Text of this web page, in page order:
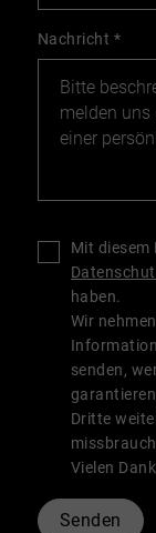
Nachricht *
Mit diesem
haben.
Wir
senden,
Dritte
Vielen
Senden